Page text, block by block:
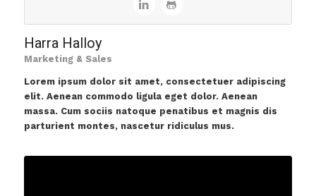
Harra Halloy
Marketing & Sales
Lorem ipsum dolor sit amet, consectetuer adipiscing
elit. Aenean commodo ligula eget dolor. Aenean
massa. Cum sociis natoque penatibus et magnis dis
parturient montes, nascetur ridiculus mus.